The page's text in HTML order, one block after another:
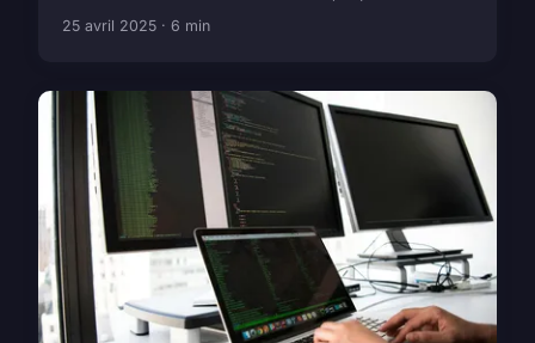
25 avril 2025 · 6 min